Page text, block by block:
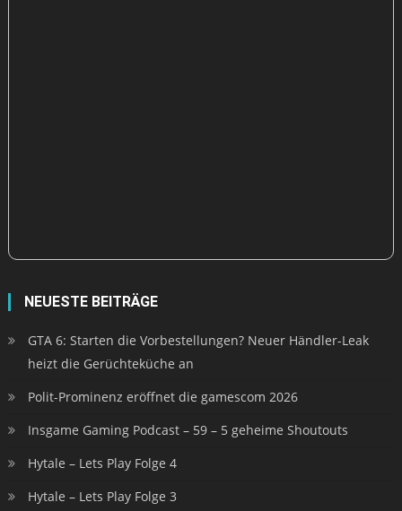
NEUESTE BEITRÄGE
GTA 6: Starten die Vorbestellungen? Neuer Händler-Leak
heizt die Gerüchteküche an
Polit-Prominenz eröffnet die gamescom 2026
Insgame Gaming Podcast – 59 – 5 geheime Shoutouts
Hytale – Lets Play Folge 4
Hytale – Lets Play Folge 3